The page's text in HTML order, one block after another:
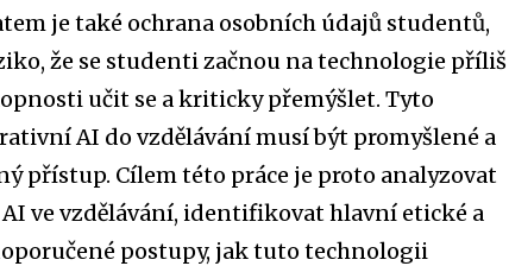
je také ochrana osobních údajů studentů,
že se studenti začnou na technologie příliš
učit se a kriticky přemýšlet. Tyto
AI do vzdělávání musí být promyšlené a
přístup. Cílem této práce je proto analyzovat
ve vzdělávání, identifikovat hlavní etické a
postupy, jak tuto technologii